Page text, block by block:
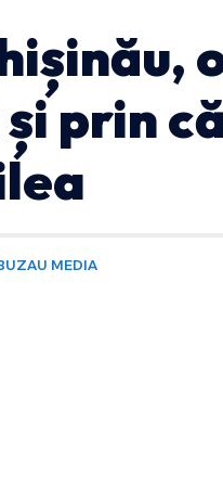
prin
MEDIA